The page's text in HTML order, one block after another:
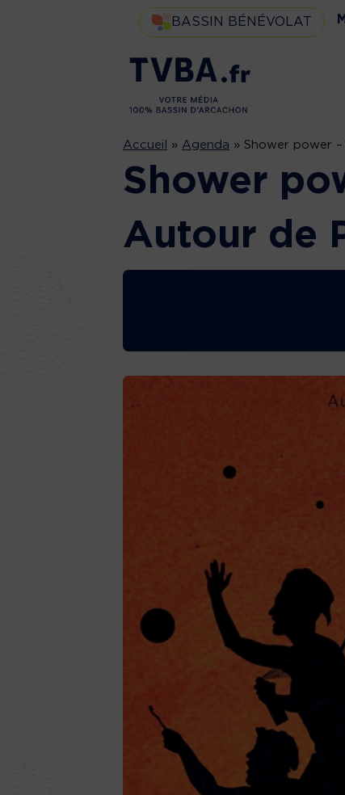
BASSIN BÉNÉVOLAT
Accueil » Agenda » Shower power
Shower
Autour de